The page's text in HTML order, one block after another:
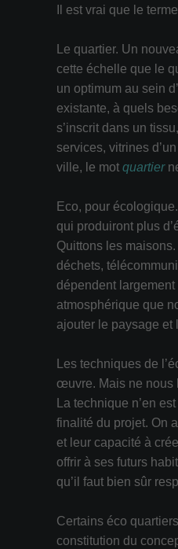
Il est vrai que le
Le quartier. Un
cette échelle que le
un optimum au sein
existante, à quels
s’inscrit dans un
services, vitrines
ville, le mot quartier
Eco, pour
qui produiront plus
Quittons les
déchets,
dépendent
atmosphérique que
ajouter le paysage et
Les techniques de
œuvre. Mais ne nous
La technique n’en
finalité du projet. On
et leur capacité à
offrir à ses futurs
qu’il faut bien sûr
Certains éco
constitution du